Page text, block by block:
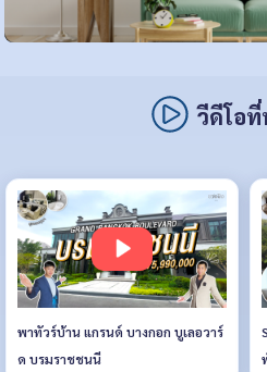
วีดีโอ
พาทัวร์บ้าน แกรนด์ บางกอก บูเลอวาร์
ด บรมราชชนนี